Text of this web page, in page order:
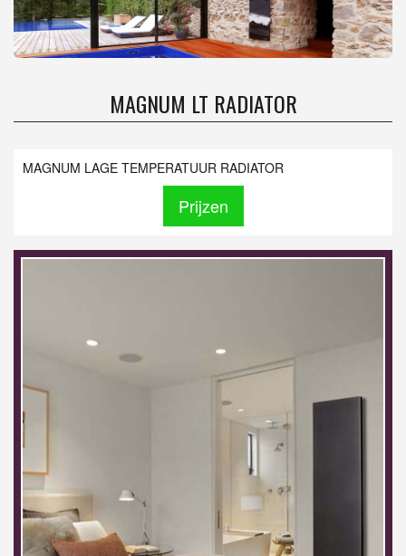
MAGNUM LT RADIATOR
MAGNUM LAGE TEMPERATUUR RADIATOR
Prijzen